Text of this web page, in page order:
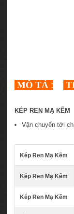
MÔ TẢ :
KÉP REN MẠ KẼM
Vận chuyển tới
Kép Ren Mạ Kẽm
Kép Ren Mạ Kẽm
Kép Ren Mạ Kẽm